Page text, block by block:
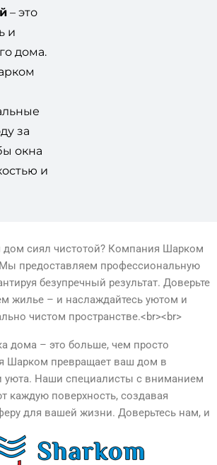
– это
и
дома.
за
окна
и
дом сиял чистотой? Компания Шарком
предоставляем профессиональную
безупречный результат. Доверьте
жилье – и наслаждайтесь уютом и
чистом пространстве.<br><br>
дома – это больше, чем просто
Шарком превращает ваш дом в
уюта. Наши специалисты с вниманием
каждую поверхность, создавая
для вашей жизни. Доверьтесь нам, и